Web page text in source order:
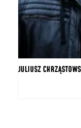
JULIUSZ